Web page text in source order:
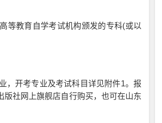
教育自学考试机构颁发的专科(或以
开考专业及考试科目详见附件1。报
社网上旗舰店自行购买，也可在山东